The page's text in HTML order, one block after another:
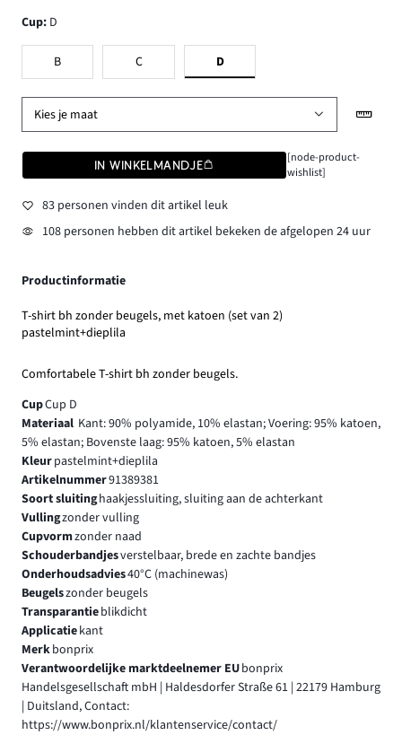
Cup: D
B C D
Kies je maat
IN WINKELMANDJE
[node-product-
wishlist]
83 personen vinden dit artikel leuk
108 personen hebben dit artikel bekeken de afgelopen 24 uur
Productinformatie
T-shirt bh zonder beugels, met katoen (set van 2)
pastelmint+dieplila
Comfortabele T-shirt bh zonder beugels.
CupCup D
Materiaal Kant: 90% polyamide, 10% elastan; Voering: 95% katoen,
5% elastan; Bovenste laag: 95% katoen, 5% elastan
Kleurpastelmint+dieplila
Artikelnummer91389381
Soort sluitinghaakjessluiting, sluiting aan de achterkant
Vullingzonder vulling
Cupvormzonder naad
Schouderbandjesverstelbaar, brede en zachte bandjes
Onderhoudsadvies40°C (machinewas)
Beugelszonder beugels
Transparantieblikdicht
Applicatiekant
Merkbonprix
Verantwoordelijke marktdeelnemer EUbonprix
Handelsgesellschaft mbH | Haldesdorfer Straße 61 | 22179 Hamburg
| Duitsland, Contact:
https://www.bonprix.nl/klantenservice/contact/